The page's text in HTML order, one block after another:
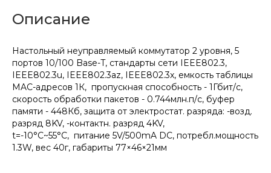
Описание
Настольный неуправляемый коммутатор 2 уровня, 5
портов 10/100 Base-T, стандарты сети IEEE802.3,
IEEE802.3u, IEEE802.3az, IEEE802.3x, емкость таблицы
MAC-адресов 1К, пропускная способность - 1Гбит/с,
скорость обработки пакетов - 0.744млн.п/с, буфер
памяти - 448Кб, защита от электростат. разряда: -возд.
разряд 8KV, -контактн. разряд 4KV,
t=-10°С~55°C, питание 5V/500mA DC, потребл.мощность
1.3W, вес 40г, габариты 77×46×21мм